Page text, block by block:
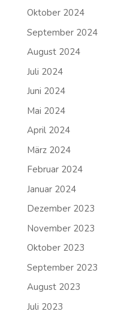
Oktober 2024
September 2024
August 2024
Juli 2024
Juni 2024
Mai 2024
April 2024
März 2024
Februar 2024
Januar 2024
Dezember 2023
November 2023
Oktober 2023
September 2023
August 2023
Juli 2023